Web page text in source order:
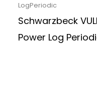
LogPeriodic
Schwarzbeck
Power Log